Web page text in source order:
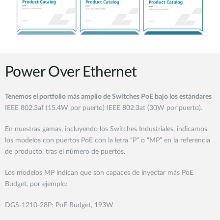
Power Over Ethernet
Tenemos el portfolio más amplio de Switches PoE bajo los estándares
IEEE 802.3af (15.4W por puerto) IEEE 802.3at (30W por puerto).
En nuestras gamas, incluyendo los Switches Industriales, indicamos
los modelos con puertos PoE con la letra “P” o “MP” en la referencia
de producto, tras el número de puertos.
Los modelos MP indican que son capaces de inyectar más PoE
Budget, por ejemplo:
DGS-1210-28P: PoE Budget, 193W